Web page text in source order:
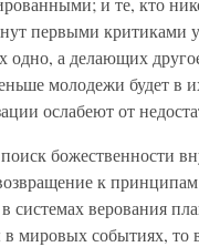
первыми критиками
а делающих
молодежи будет в
ослабеют от
божественности
к
системах верования
мировых событиях, то